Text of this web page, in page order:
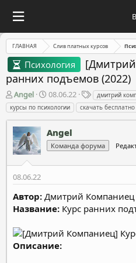
ГЛАВНАЯ Слив платных курсов
Психология
ранних подъемов (2022)
А
в
т
о
р
т
е
м
ы
Angel
Д
а
т
н
а
а
08.06.22
Т
е
г
дмитрий
курсы по психологии
скачать бесплатно
Angel
Команда форума
08.06.22
Автор: Дмитрий Компаниец
Название: Курс ранних
Описание: